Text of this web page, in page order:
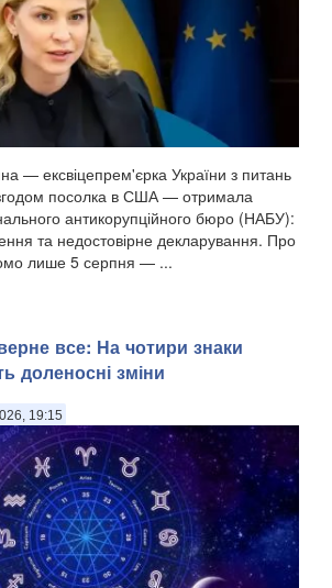
— ексвіцепрем'єрка України з питань
згодом посолка в США — отримала
антикорупційного бюро (НАБУ):
та недостовірне декларування. Про
лише 5 серпня — ...
все: На чотири знаки
доленосні зміни
19:15